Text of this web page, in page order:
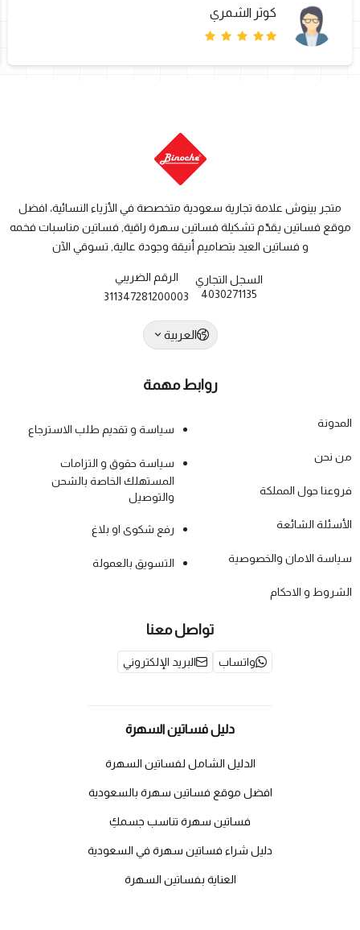
كوثر الشمري
متجر بينوش علامة تجارية سعودية متخصصة في الأزياء النسائية، افضل
موقع فساتين يقدّم تشكيلة فساتين سهرة راقية, فساتين مناسبات فخمه
و فساتين العيد بتصاميم أنيقة وجودة عالية, تسوقي الآن
السجل التجاري
4030271135
الرقم الضريبي
311347281200003
العربية
روابط مهمة
المدونة
من نحن
فروعنا حول المملكة
الأسئلة الشائعة
سياسة الامان والخصوصية
الشروط و الاحكام
سياسة و تقديم طلب الاسترجاع
سياسة حقوق و التزامات
المستهلك الخاصة بالشحن
والتوصيل
رفع شكوى او بلاغ
التسويق بالعمولة
تواصل معنا
واتساب البريد الإلكتروني
دليل فساتين السهرة
الدليل الشامل لفساتين السهرة
افضل موقع فساتين سهرة بالسعودية
فساتين سهرة تناسب جسمكِ
دليل شراء فساتين سهرة في السعودية
العناية بفساتين السهرة